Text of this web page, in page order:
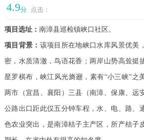
4.9分 点击：
项目选址： 南漳县巡检镇峡口社区。
项目背景： 该项目所在地峡口水库风景优美
密，水质清澈，鸟语花香；两岸山势高耸挺
星罗棋布，峡江风光旖逦，素有“小三峡”之
两市（宜昌、襄阳）三县（南漳、保康、远
公路出口距此仅五分钟车程，水、电、路、
色农业突出，是南漳桔子主产区，所产桔子